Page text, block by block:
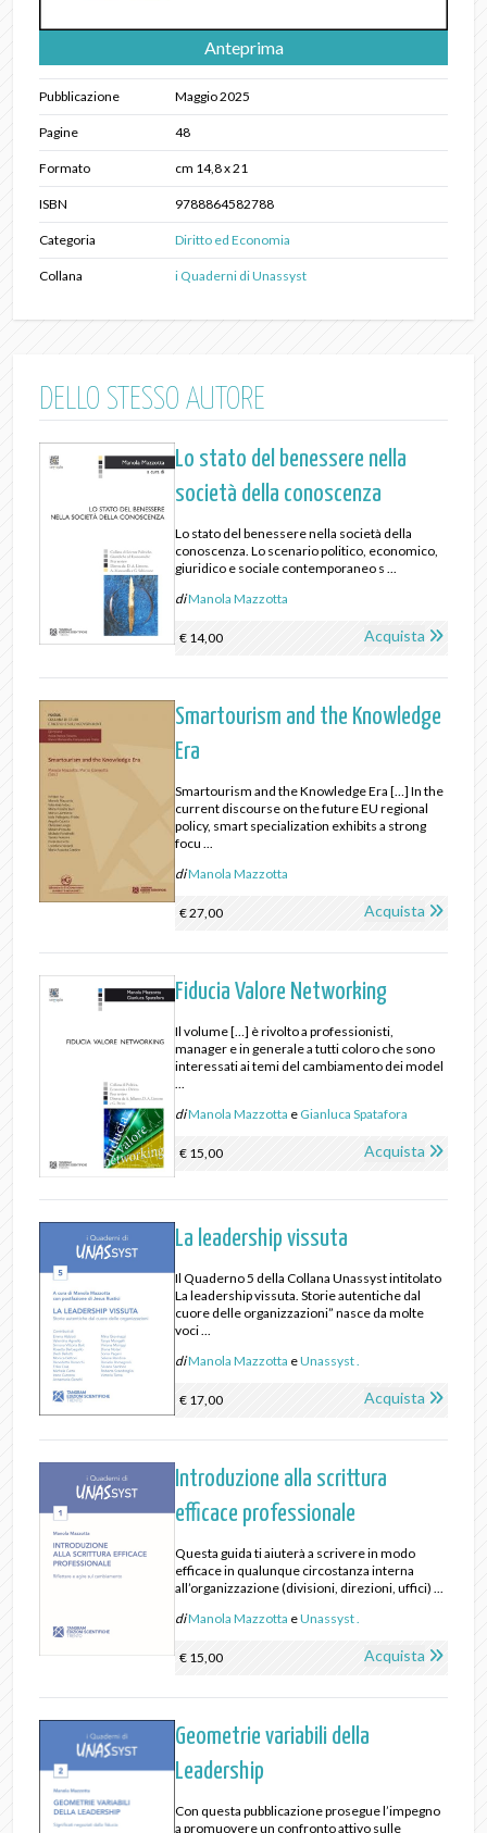
Anteprima
Pubblicazione Maggio 2025
Pagine 48
Formato cm 14,8 x 21
ISBN 9788864582788
Categoria Diritto ed Economia
Collana i Quaderni di Unassyst
DELLO STESSO AUTORE
Lo stato del benessere nella
società della conoscenza
Lo stato del benessere nella società della
conoscenza. Lo scenario politico, economico,
giuridico e sociale contemporaneo s ...
diManola Mazzotta
€ 14,00 Acquista
Smartourism and the Knowledge
Era
Smartourism and the Knowledge Era […] In the
current discourse on the future EU regional
policy, smart specialization exhibits a strong
focu ...
diManola Mazzotta
€ 27,00 Acquista
Fiducia Valore Networking
Il volume […] è rivolto a professionisti,
manager e in generale a tutti coloro che sono
interessati ai temi del cambiamento dei model
...
diManola Mazzotta e Gianluca Spatafora
€ 15,00 Acquista
La leadership vissuta
Il Quaderno 5 della Collana Unassyst intitolato
La leadership vissuta. Storie autentiche dal
cuore delle organizzazioni” nasce da molte
voci ...
diManola Mazzotta eUnassyst .
€ 17,00 Acquista
Introduzione alla scrittura
efficace professionale
Questa guida ti aiuterà a scrivere in modo
efficace in qualunque circostanza interna
all’organizzazione (divisioni, direzioni, uffici) ...
diManola Mazzotta eUnassyst .
€ 15,00 Acquista
Geometrie variabili della
Leadership
Con questa pubblicazione prosegue l’impegno
a promuovere un confronto attivo sulle